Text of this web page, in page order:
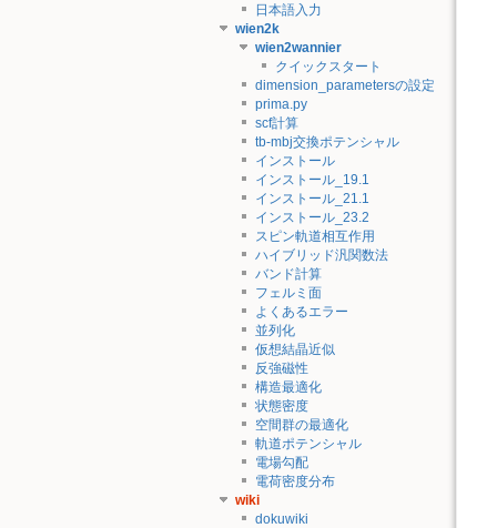
日本語入力
wien2k
wien2wannier
クイックスタート
dimension_parametersの設定
prima.py
scf計算
tb-mbj交換ポテンシャル
インストール
インストール_19.1
インストール_21.1
インストール_23.2
スピン軌道相互作用
ハイブリッド汎関数法
バンド計算
フェルミ面
よくあるエラー
並列化
仮想結晶近似
反強磁性
構造最適化
状態密度
空間群の最適化
軌道ポテンシャル
電場勾配
電荷密度分布
wiki
dokuwiki